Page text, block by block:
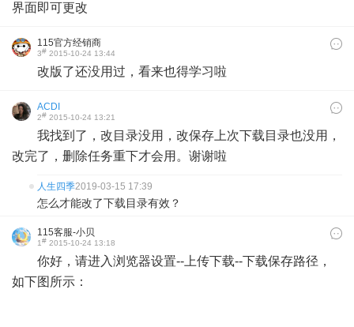
界面即可更改
115官方经销商
3# 2015-10-24 13:44
改版了还没用过，看来也得学习啦
ACDI
2# 2015-10-24 13:21
我找到了，改目录没用，改保存上次下载目录也没用，
改完了，删除任务重下才会用。谢谢啦
人生四季2019-03-15 17:39
怎么才能改了下载目录有效？
115客服-小贝
1# 2015-10-24 13:18
你好，请进入浏览器设置--上传下载--下载保存路径，
如下图所示：